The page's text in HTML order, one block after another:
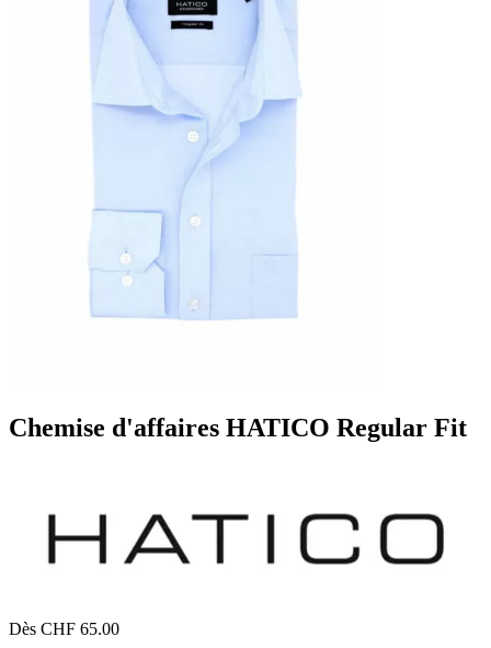
Chemise d'affaires HATICO Regular Fit
Dès CHF 65.00